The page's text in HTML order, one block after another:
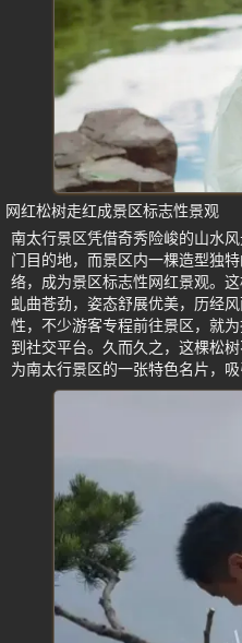
网红松树走红成景区标志性景观
南太行景区凭借奇秀险峻的山水
门目的地，而景区内一棵造型独
络，成为景区标志性网红景观。
虬曲苍劲，姿态舒展优美，历经
性，不少游客专程前往景区，就
到社交平台。久而久之，这棵松
为南太行景区的一张特色名片，